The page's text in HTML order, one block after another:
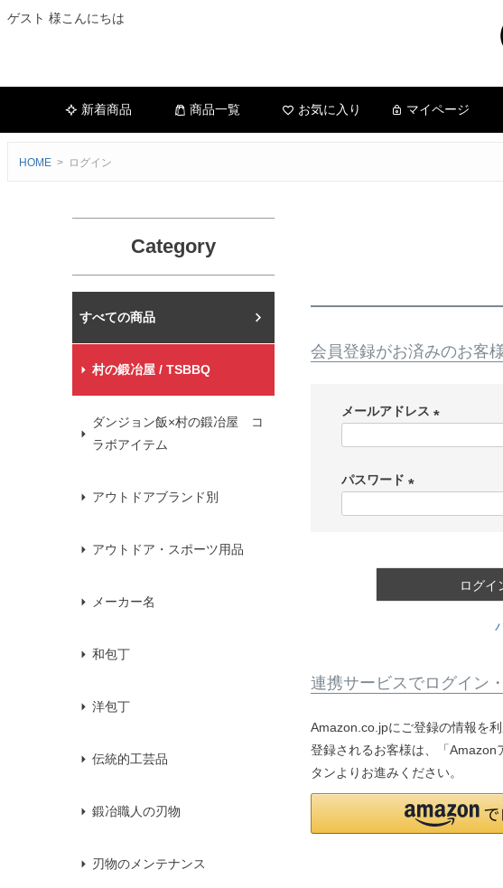
ゲスト 様こんにちは
新着商品 商品一覧 お気に入り マイページ
HOME ログイン
Category
村の鍛冶屋本店
村の鍛冶屋 / TSBBQ
ダンジョン飯×村の鍛冶屋 コ
ラボアイテム
アウトドアブランド別
アウトドア・スポーツ用品
メーカー名
和包丁
洋包丁
伝統的工芸品
鍛冶職人の刃物
刃物のメンテナンス
会員登録がお済みのお客
メールアドレス
パスワード
ログイ
連携サービスでログイン
Amazon.co.jpにご登録の情報を
登録されるお客様は、「Amazon
タンよりお進みください。